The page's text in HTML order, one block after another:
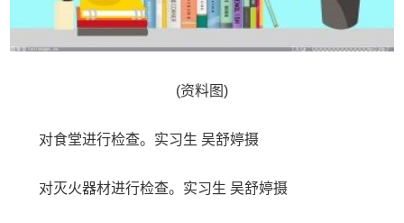
(资料图)
对食堂进行检查。实习生 吴舒婷摄
对灭火器材进行检查。实习生 吴舒婷摄